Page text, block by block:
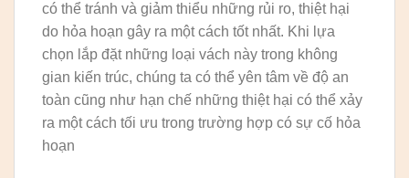
có thể tránh và giảm thiểu những rủi ro, thiệt hại
do hỏa hoạn gây ra một cách tốt nhất. Khi lựa
chọn lắp đặt những loại vách này trong không
gian kiến trúc, chúng ta có thể yên tâm về độ an
toàn cũng như hạn chế những thiệt hại có thể xảy
ra một cách tối ưu trong trường hợp có sự cố hỏa
hoạn